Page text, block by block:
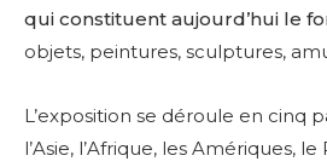
qui constituent aujourd’hui le
objets, peintures, sculptures,
L’exposition se déroule en cinq
l’Asie, l’Afrique, les Amériques,